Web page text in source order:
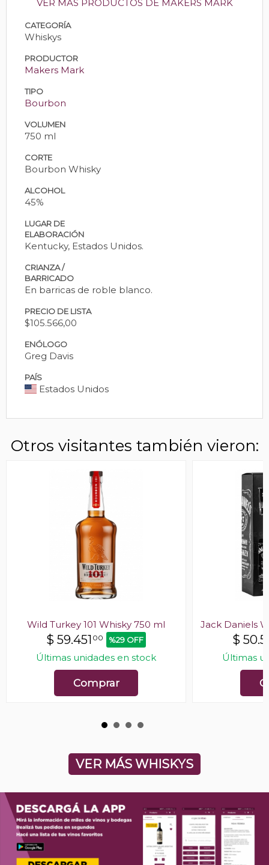
VER MÁS PRODUCTOS DE MAKERS MARK
CATEGORÍA
Whiskys
PRODUCTOR
Makers Mark
TIPO
Bourbon
VOLUMEN
750 ml
CORTE
Bourbon Whisky
ALCOHOL
45%
LUGAR DE
ELABORACIÓN
Kentucky, Estados Unidos.
CRIANZA /
BARRICADO
En barricas de roble blanco.
PRECIO DE LISTA
$105.566,00
ENÓLOGO
Greg Davis
PAÍS
Estados Unidos
Otros visitantes también vieron:
Wild Turkey 101 Whisky 750 ml
$ 59.451 00 %29 OFF
Últimas unidades en stock
Comprar
Jack Daniels
$
Últimas
VER MÁS WHISKYS